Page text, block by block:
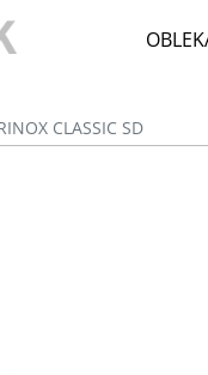
CLASSIC SD